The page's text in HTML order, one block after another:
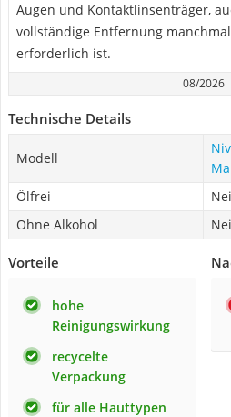
Augen und Kontaktlinsenträger,
vollständige Entfernung
erforderlich ist.
08/2026
Technische Details
Modell
Ölfrei
Ohne Alkohol
Vorteile
hohe
Reinigungswirkung
recycelte
Verpackung
für alle Hauttypen